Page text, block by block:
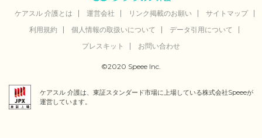
ケアスル 介護とは 運営会社 リンク掲載のお願い
サイトマップ
利用規約
個人情報の取扱いについて
データ引用について
プレスキット
お問い合わせ
©2020 Speee Inc.
ケアスル 介護は、東証スタンダード市場に上場している株式会社Speeeが
運営しています。